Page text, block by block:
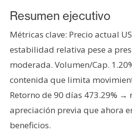
s
N
o
a
s
d
e
Resumen ejecutivo
Métricas clave: Precio actual
estabilidad relativa pese a
moderada. Volumen/Cap.
contenida que limita
Retorno de 90 días 473.29% →
apreciación previa que ahora
beneficios.